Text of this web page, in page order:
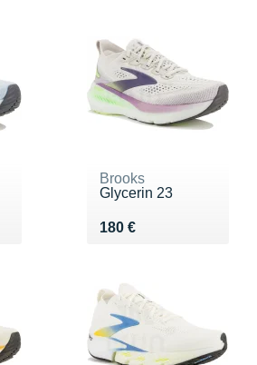
Brooks
Glycerin 23
180 €
Vendu 180 €